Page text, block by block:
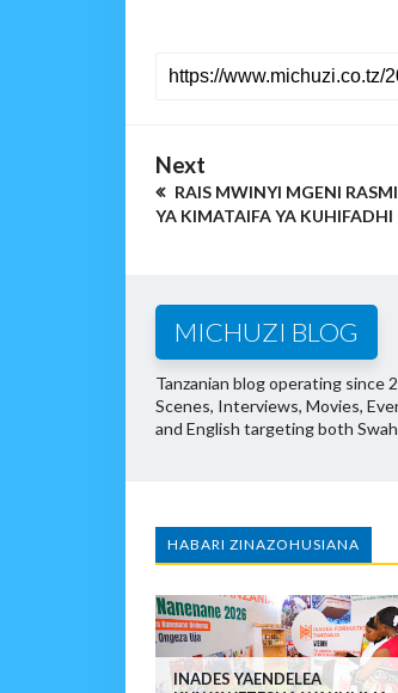
Next
RAIS MWINYI MGENI
YA KIMATAIFA YA
MICHUZI BLOG
Tanzanian blog operating since
Scenes, Interviews, Movies,
and English targeting both
HABARI ZINAZOHUSIANA
INADES YAENDELEA